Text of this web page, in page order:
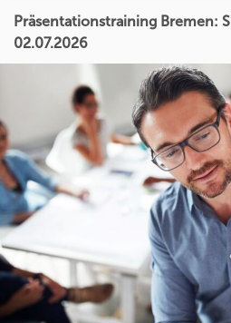
Präsentationstraining Bremen:
02.07.2026